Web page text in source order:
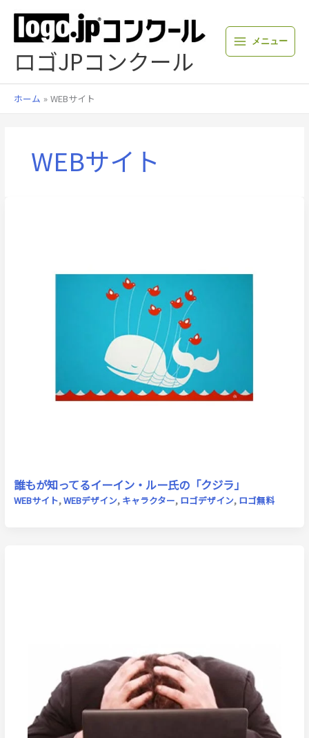
プ
ロゴJPコンクール
メニュー
ホーム WEBサイト
WEBサイト
誰もが知ってるイーイン・ルー氏の「クジラ」
WEBサイト,WEBデザイン, キャラクター, ロゴデザイン, ロゴ無料